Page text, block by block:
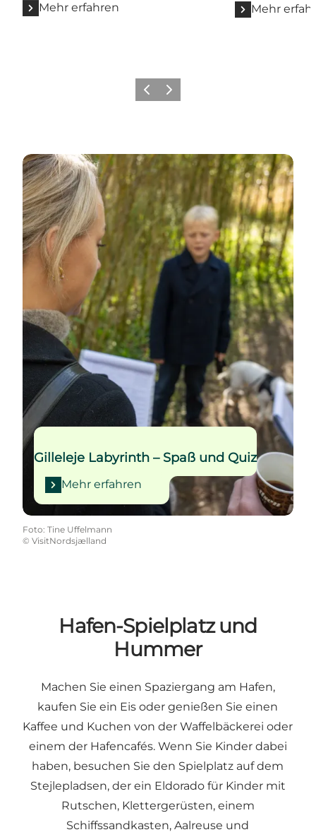
Mehr erfahren
Mehr
ZurückWeiter
Mehr erfahren
Gilleleje Labyrinth – Spaß und Quiz
Mehr erfahren
Foto: Tine Uffelmann
© VisitNordsjælland
Hafen-Spielplatz und
Hummer
Machen Sie einen Spaziergang am Hafen,
kaufen Sie ein Eis oder genießen Sie einen
Kaffee und Kuchen von der Waffelbäckerei oder
einem der Hafencafés. Wenn Sie Kinder dabei
haben, besuchen Sie den Spielplatz auf dem
Stejlepladsen, der ein Eldorado für Kinder mit
Rutschen, Klettergerüsten, einem
Schiffssandkasten, Aalreuse und